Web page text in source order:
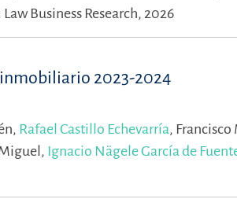
Business Research, 2026
2023-2024
Rafael Castillo Echevarría, Francisco
Ignacio Nägele García de